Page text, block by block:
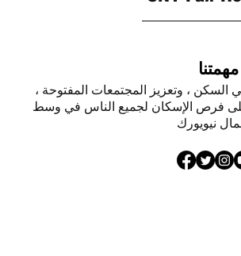
مهمتنا
السكن ، وتعزيز المجتمعات المفتوحة ،
فرص الإسكان لجميع الناس في وسط